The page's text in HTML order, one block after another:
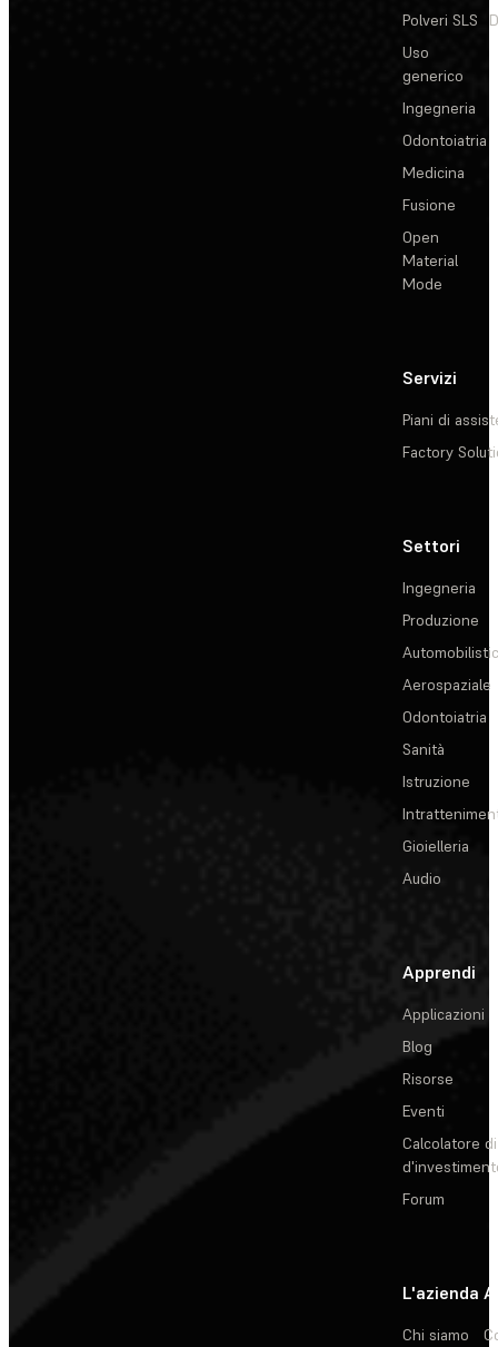
Polveri SLS
Uso
generico
Ingegneria
Odontoiatria
Medicina
Fusione
Open
Material
Mode
Servizi
Piani di
Factory
Settori
Ingegneria
Produzione
Aerospaziale
Odontoiatria
Sanità
Istruzione
Gioielleria
Audio
Apprendi
Applicazioni
Blog
Risorse
Eventi
Calcolatore
Forum
L'azienda
Chi siamo